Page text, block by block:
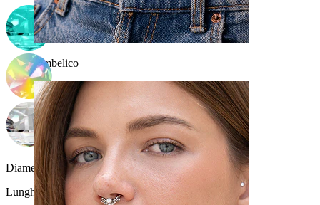
Ombelico
Diametro del filo:1.6 mm
Lunghezza: